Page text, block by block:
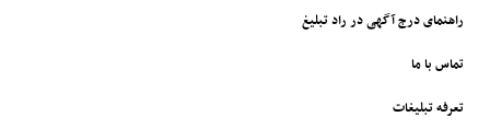
راهنمای درج آگهی در راد تبلیغ
تماس با ما
تعرفه تبلیغات